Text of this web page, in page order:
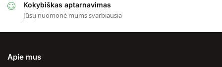
Kokybiškas aptarnavimas
Jūsų nuomonė mums svarbiausia
Apie mus